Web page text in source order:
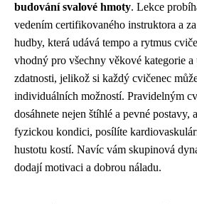
budování svalové hmoty. Lekce
vedením certifikovaného instruktora a
hudby, která udává tempo a rytmus
vhodný pro všechny věkové kategorie
zdatnosti, jelikož si každý cvičenec
individuálních možností. Pravidelným
dosáhnete nejen štíhlé a pevné postavy,
fyzickou kondici, posílíte
hustotu kostí. Navíc vám skupinová
dodají motivaci a dobrou náladu.